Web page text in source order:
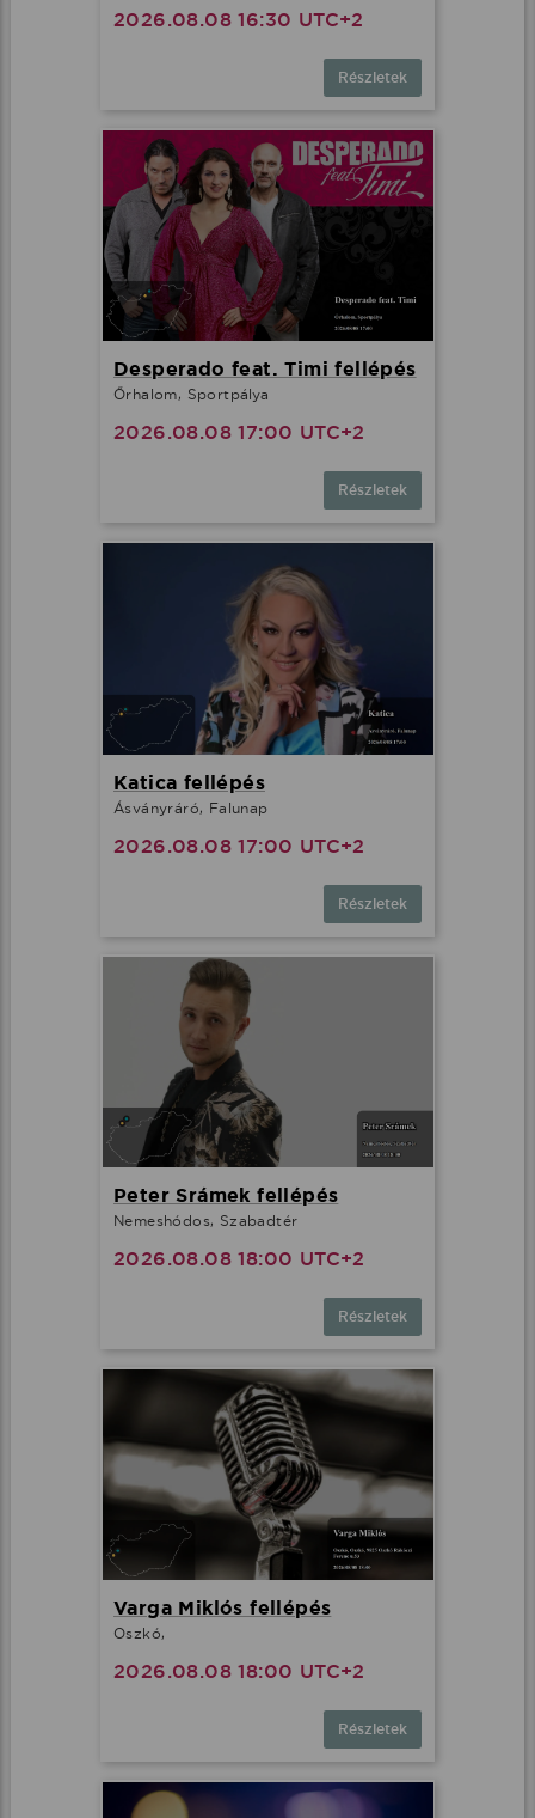
2026.08.08 16:30 UTC+2
Részletek
Desperado feat. Timi fellépés
Őrhalom, Sportpálya
2026.08.08 17:00 UTC+2
Részletek
Katica fellépés
Ásványráró, Falunap
2026.08.08 17:00 UTC+2
Részletek
Peter Srámek fellépés
Nemeshódos, Szabadtér
2026.08.08 18:00 UTC+2
Részletek
Varga Miklós fellépés
Oszkó,
2026.08.08 18:00 UTC+2
Részletek